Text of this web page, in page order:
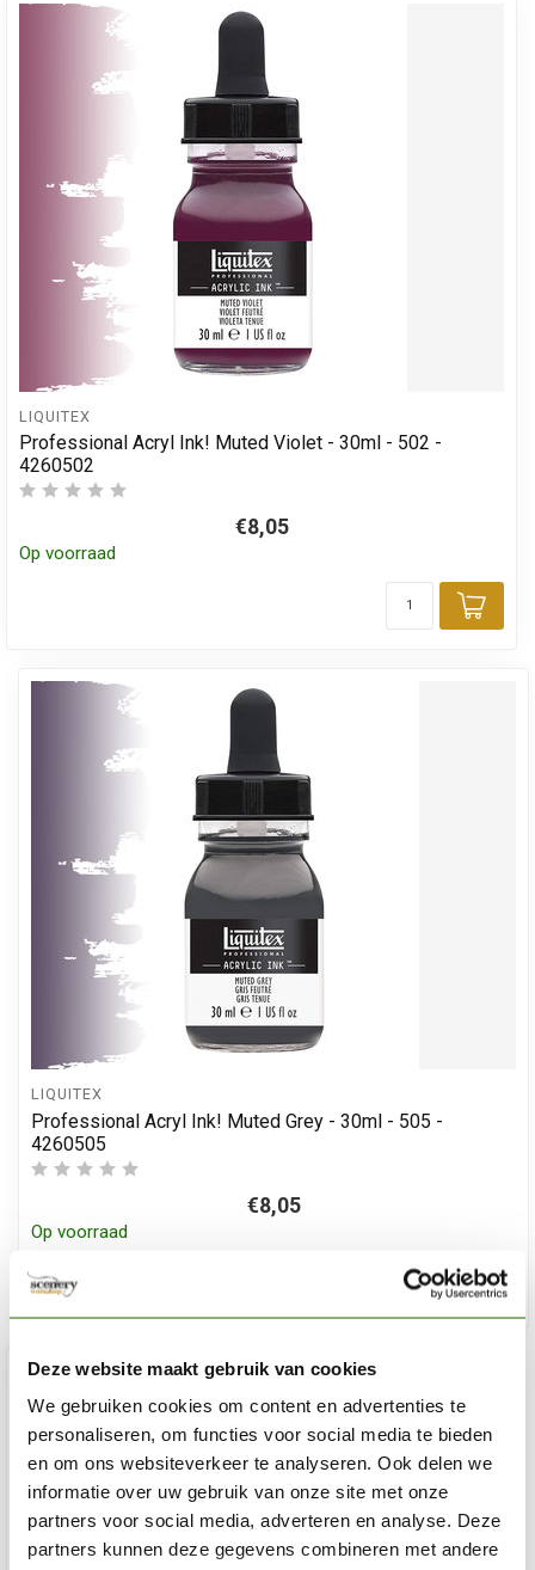
Deze website maakt gebruik van cookies
We gebruiken cookies om content en advertenties te
personaliseren, om functies voor social media te bieden
en om ons websiteverkeer te analyseren. Ook delen we
informatie over uw gebruik van onze site met onze
partners voor social media, adverteren en analyse. Deze
partners kunnen deze gegevens combineren met andere
LIQUITEX
Professional Acryl Ink! Muted Violet - 30ml - 502 -
4260502
€8,05
Op voorraad
LIQUITEX
Professional Acryl Ink! Muted Grey - 30ml - 505 -
4260505
€8,05
Op voorraad
-15